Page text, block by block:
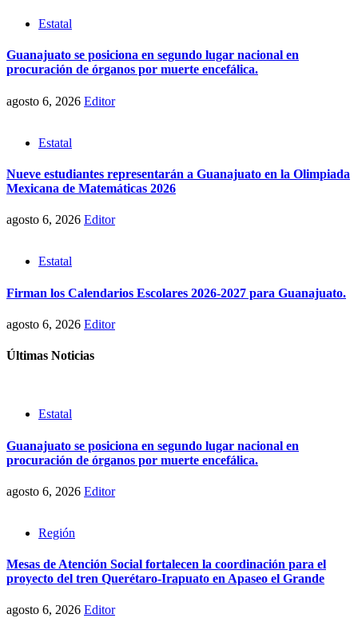
Estatal
Guanajuato se posiciona en segundo lugar nacional en
procuración de órganos por muerte encefálica.
agosto 6, 2026 Editor
Estatal
Nueve estudiantes representarán a Guanajuato en la Olimpiada
Mexicana de Matemáticas 2026
agosto 6, 2026 Editor
Estatal
Firman los Calendarios Escolares 2026-2027 para Guanajuato.
agosto 6, 2026 Editor
Últimas Noticias
Estatal
Guanajuato se posiciona en segundo lugar nacional en
procuración de órganos por muerte encefálica.
agosto 6, 2026 Editor
Región
Mesas de Atención Social fortalecen la coordinación para el
proyecto del tren Querétaro-Irapuato en Apaseo el Grande
agosto 6, 2026 Editor